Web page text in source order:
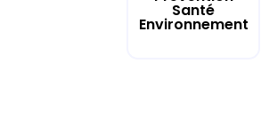
Santé
Environnement